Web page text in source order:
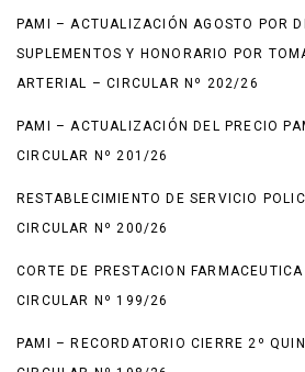
PAMI – ACTUALIZACIÓN AGOSTO POR
SUPLEMENTOS Y HONORARIO POR
ARTERIAL – CIRCULAR Nº 202/26
PAMI – ACTUALIZACIÓN DEL PRECIO
CIRCULAR Nº 201/26
RESTABLECIMIENTO DE SERVICIO
CIRCULAR Nº 200/26
CORTE DE PRESTACION
CIRCULAR Nº 199/26
PAMI – RECORDATORIO CIERRE 2º